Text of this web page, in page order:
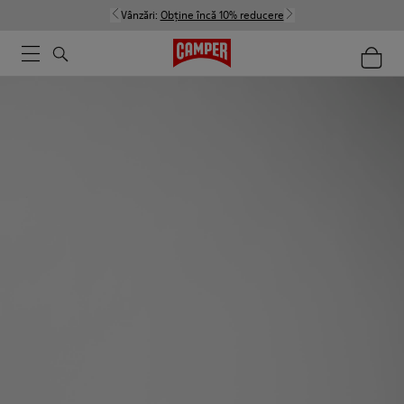
Vânzări: Obține încă 10% reducere